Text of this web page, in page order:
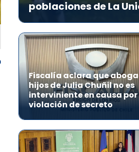
poblaciones de La
Fiscalía aclara que
hijos de Julia Chuñil no es
interviniente en causa por
violación de secreto